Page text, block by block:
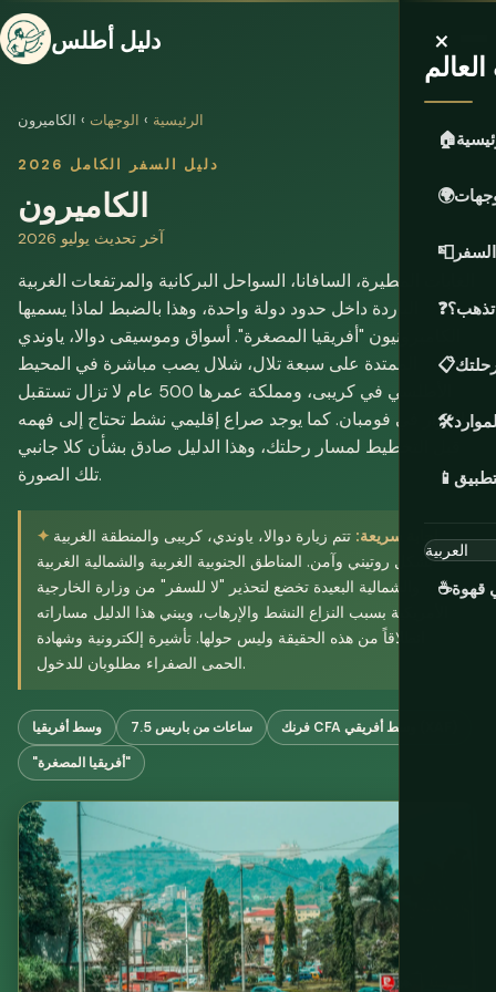
دليل أطلس ×
🏠
🌍
📮
❓تذهب؟
📋
🛠️
📱
☕قهوة
الرئيسية › الوجهات › الكاميرون
دليل السفر الكامل 2026
الكاميرون
آخر تحديث يوليو 2026
الغابات المطيرة، السافانا، السواحل البركانية والمرتفعات الغربية
الباردة داخل حدود دولة واحدة، وهذا بالضبط لماذا يسميها
الكاميرونيون "أفريقيا المصغرة". أسواق وموسيقى دوالا، ياوندي
الممتدة على سبعة تلال، شلال يصب مباشرة في المحيط
الأطلسي في كريبى، ومملكة عمرها 500 عام لا تزال تستقبل
الزوار في فومبان. كما يوجد صراع إقليمي نشط تحتاج إلى فهمه
قبل التخطيط لمسار رحلتك، وهذا الدليل صادق بشأن كلا جانبي
تلك الصورة.
إجابة سريعة: تتم زيارة دوالا، ياوندي، كريبى والمنطقة الغربية
بشكل روتيني وآمن. المناطق الجنوبية الغربية والشمالية الغربية
والشمالية البعيدة تخضع لتحذير "لا للسفر" من وزارة الخارجية
الأمريكية بسبب النزاع النشط والإرهاب، ويبني هذا الدليل مساراته
انطلاقاً من هذه الحقيقة وليس حولها. تأشيرة إلكترونية وشهادة
الحمى الصفراء مطلوبان للدخول.
وسط أفريقيا 7.5 ساعات من باريس
"أفريقيا المصغرة"